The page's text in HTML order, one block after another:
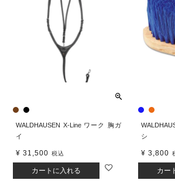
WALDHAUSEN X-Line ワーク 胸ガ
イ
¥ 31,500 税込
カートに入れる
シ
¥ 3,800
カー